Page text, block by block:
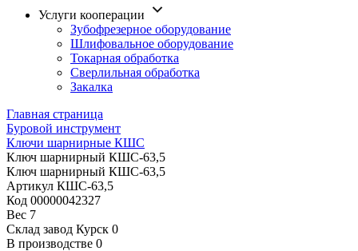
Услуги кооперации
Зубофрезерное оборудование
Шлифовальное оборудование
Токарная обработка
Cверлильная обработка
Закалка
Главная страница
Буровой инструмент
Ключи шарнирные КШС
Ключ шарнирный КШС-63,5
Ключ шарнирный КШС-63,5
Артикул КШС-63,5
Код 00000042327
Вес 7
Склад завод Курск 0
В производстве 0